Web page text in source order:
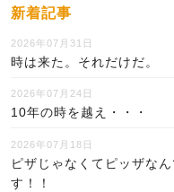
新着記事
2026年07月31日
時は来た。それだけだ。
2026年07月24日
10年の時を越え・・・
2026年07月18日
ピザじゃなくてピッザなん
す！！